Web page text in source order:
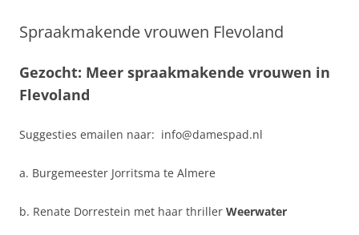
Spraakmakende vrouwen Flevoland
Gezocht: Meer spraakmakende vrouwen in
Flevoland
Suggesties emailen naar: info@damespad.nl
a. Burgemeester Jorritsma te Almere
b. Renate Dorrestein met haar thriller Weerwater